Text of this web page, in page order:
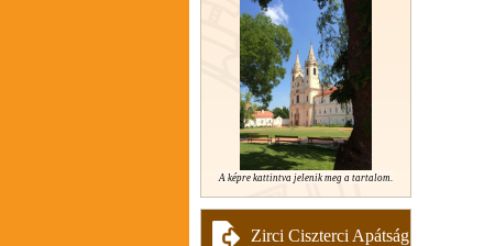
A képre kattintva jelenik meg a tartalom.
Zirci Ciszterci Apátság